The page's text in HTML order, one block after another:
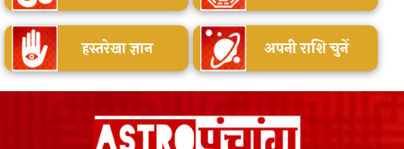
हस्तरेखा ज्ञान अपनी राशि चुनें